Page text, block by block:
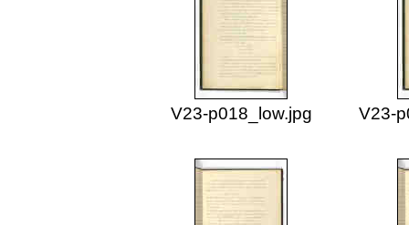
V23-p018_low.jpg V23-